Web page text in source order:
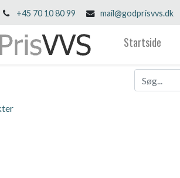
+45 70 10 80 99 mail@godprisvvs.dk
Startside